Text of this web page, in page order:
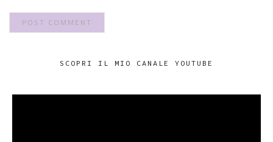
SCOPRI IL MIO CANALE YOUTUBE
VIDEO